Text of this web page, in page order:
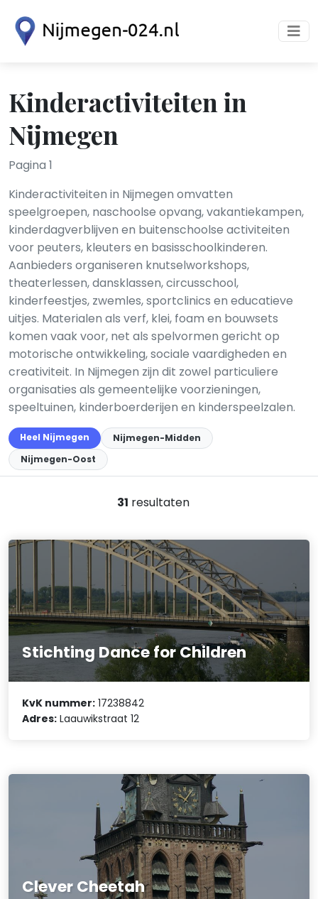
Kinderactiviteiten in
Nijmegen
Pagina 1
Kinderactiviteiten in Nijmegen omvatten
speelgroepen, naschoolse opvang, vakantiekampen,
kinderdagverblijven en buitenschoolse activiteiten
voor peuters, kleuters en basisschoolkinderen.
Aanbieders organiseren knutselworkshops,
theaterlessen, dansklassen, circusschool,
kinderfeestjes, zwemles, sportclinics en educatieve
uitjes. Materialen als verf, klei, foam en bouwsets
komen vaak voor, net als spelvormen gericht op
motorische ontwikkeling, sociale vaardigheden en
creativiteit. In Nijmegen zijn dit zowel particuliere
organisaties als gemeentelijke voorzieningen,
speeltuinen, kinderboerderijen en kinderspeelzalen.
Heel Nijmegen
Nijmegen-Midden
Nijmegen-Oost
31 resultaten
Stichting Dance for Children
KvK nummer: 17238842
Adres: Laauwikstraat 12
Clever Cheetah